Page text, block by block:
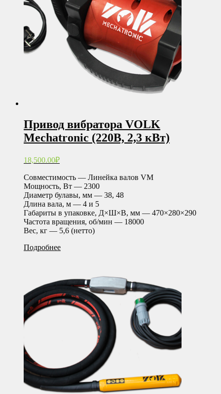
Привод вибратора VOLK
Mechatronic (220В, 2,3 кВт)
18,500.00₽
Совместимость — Линейка валов VM
Мощность, Вт — 2300
Диаметр булавы, мм — 38, 48
Длина вала, м — 4 и 5
Габариты в упаковке, Д×Ш×В, мм — 470×280×290
Частота вращения, об/мин — 18000
Вес, кг — 5,6 (нетто)
Подробнее